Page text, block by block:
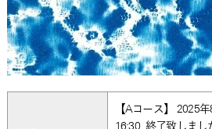
【Aコース】 2025
16:30 終了致しまし